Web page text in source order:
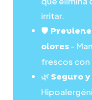
irritar.
🛡️
olores–
frescos con
🌿 Seguro